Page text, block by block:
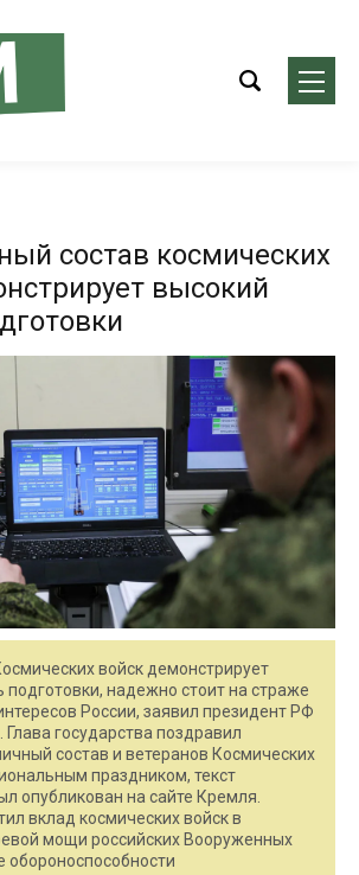
состав космических
высокий
войск демонстрирует
подготовки, надежно стоит на страже
России, заявил президент РФ
государства поздравил
состав и ветеранов Космических
праздником, текст
опубликован на сайте Кремля.
вклад космических войск в
мощи российских Вооруженных
обороноспособности